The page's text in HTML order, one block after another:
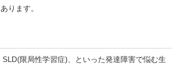
ります。
限局性学習症)、といった発達障害で悩む生